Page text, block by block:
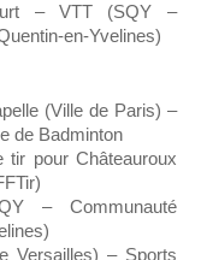
– VTT (SQY –
en-Yvelines)
(Ville de Paris) –
de Badminton
pour Châteauroux
– Communauté
Versailles) – Sports